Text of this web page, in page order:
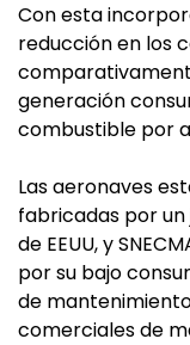
Con esta
reducción en los
generación
combustible por
Las aeronaves
fabricadas por
de EEUU, y
por su bajo
de
comerciales de